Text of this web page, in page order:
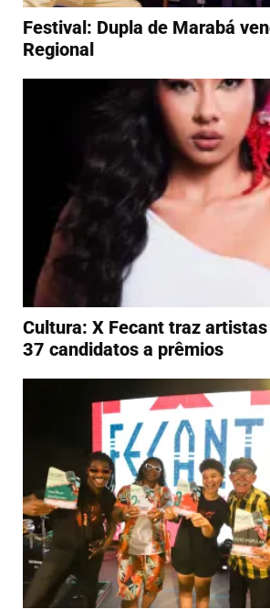
Festival: Dupla de Marabá
Regional
Cultura: X Fecant traz
37 candidatos a prêmios